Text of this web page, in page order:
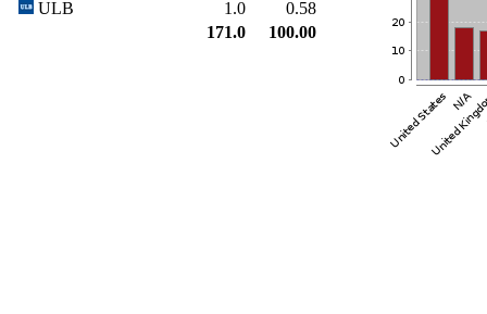
ULB
1.0
0.58
171.0
100.00